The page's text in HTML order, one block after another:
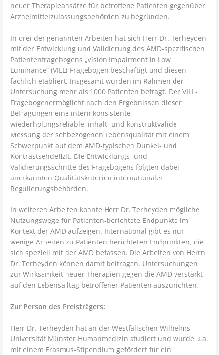
neuer Therapieansätze für betroffene Patienten gegenüber
Arzneimittelzulassungsbehörden zu begründen.
In drei der genannten Arbeiten hat sich Herr Dr. Terheyden
mit der Entwicklung und Validierung des AMD-spezifischen
Patientenfragebogens „Vision Impairment in Low
Luminance“ (VILL)-Fragebogen beschäftigt und diesen
fachlich etabliert. Insgesamt wurden im Rahmen der
Untersuchung mehr als 1000 Patienten befragt. Der VILL-
Fragebogenermöglicht nach den Ergebnissen dieser
Befragungen eine intern konsistente,
wiederholungsreliable, inhalt- und konstruktvalide
Messung der sehbezogenen Lebensqualität mit einem
Schwerpunkt auf dem AMD-typischen Dunkel- und
Kontrastsehdefizit. Die Entwicklungs- und
Validierungsschritte des Fragebogens folgten dabei
anerkannten Qualitätskriterien internationaler
Regulierungsbehörden.
In weiteren Arbeiten konnte Herr Dr. Terheyden mögliche
Nutzungswege für Patienten-berichtete Endpunkte im
Kontext der AMD aufzeigen. International gibt es nur
wenige Arbeiten zu Patienten-berichteten Endpunkten, die
sich speziell mit der AMD befassen. Die Arbeiten von Herrn
Dr. Terheyden können damit beitragen, Untersuchungen
zur Wirksamkeit neuer Therapien gegen die AMD verstärkt
auf den Lebensalltag betroffener Patienten auszurichten.
Zur Person des Preisträgers:
Herr Dr. Terheyden hat an der Westfälischen Wilhelms-
Universität Münster Humanmedizin studiert und wurde u.a.
mit einem Erasmus-Stipendium gefördert für ein